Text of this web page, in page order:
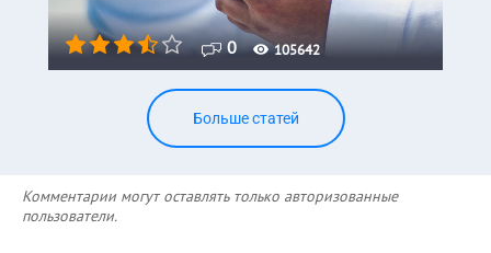
0 105642
Больше статей
Комментарии могут оставлять только авторизованные
пользователи.